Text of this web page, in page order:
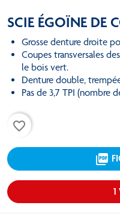
SCIE ÉGOÏNE DE
Grosse denture droite
Coupes transversales des fibres dans le bois de charpente et
le bois vert.
Denture double,
Pas de 3,7 TPI (nombre
favorite_border
picture_as_pdf
1